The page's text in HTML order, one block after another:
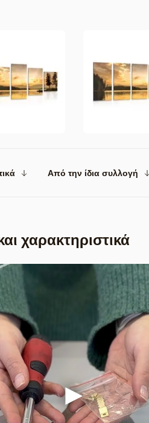
Από την ίδια συλλογή
χαρακτηριστικά